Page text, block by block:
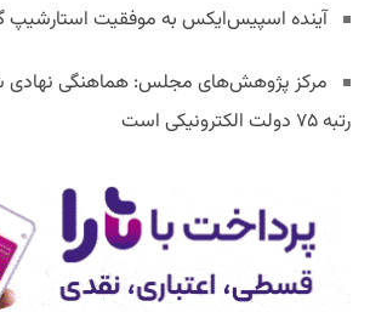
آینده اسپیس‌ایکس به موفقیت استارشیپ
مرکز پژوهش‌های مجلس: هماهنگی نهادی
رتبه ۷۵ دولت الکترونیکی است